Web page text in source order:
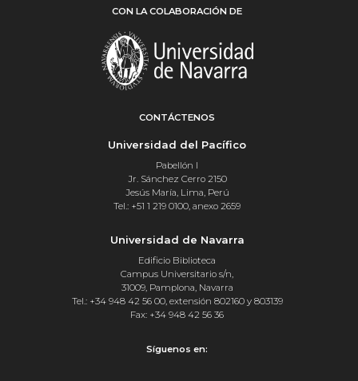
CON LA COLABORACIÓN DE
CONTÁCTENOS
Universidad del Pacífico
Pabellón I
Jr. Sánchez Cerro 2150
Jesús María, Lima, Perú
Tel.: +51 1 219 0100, anexo 2659
Universidad de Navarra
Edificio Biblioteca
Campus Universitario s/n,
31009, Pamplona, Navarra
Tel.: +34 948 42 56 00, extensión 802160 y 803139
Fax: +34 948 42 56 36
Síguenos en: